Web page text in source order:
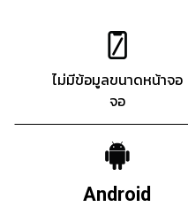
ไม่มีข้อมูลขนาดหน้าจอ
จอ
Android